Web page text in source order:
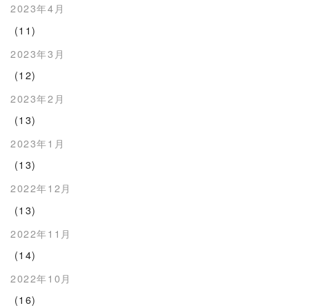
2023年4月
(11)
2023年3月
(12)
2023年2月
(13)
2023年1月
(13)
2022年12月
(13)
2022年11月
(14)
2022年10月
(16)